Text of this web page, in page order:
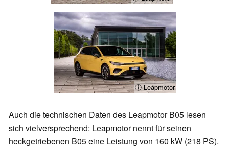
ⓘ Leapmotor
Auch die technischen Daten des Leapmotor B05 lesen
sich vielversprechend: Leapmotor nennt für seinen
heckgetriebenen B05 eine Leistung von 160 kW (218 PS).